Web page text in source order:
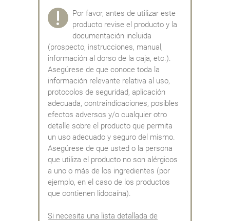
Por favor, antes de utilizar este
producto revise el producto y la
documentación incluida
(prospecto, instrucciones, manual,
información al dorso de la caja, etc.).
Asegúrese de que conoce toda la
información relevante relativa al uso,
protocolos de seguridad, aplicación
adecuada, contraindicaciones, posibles
efectos adversos y/o cualquier otro
detalle sobre el producto que permita
un uso adecuado y seguro del mismo.
Asegúrese de que usted o la persona
que utiliza el producto no son alérgicos
a uno o más de los ingredientes (por
ejemplo, en el caso de los productos
que contienen lidocaína).
Si necesita una lista detallada de